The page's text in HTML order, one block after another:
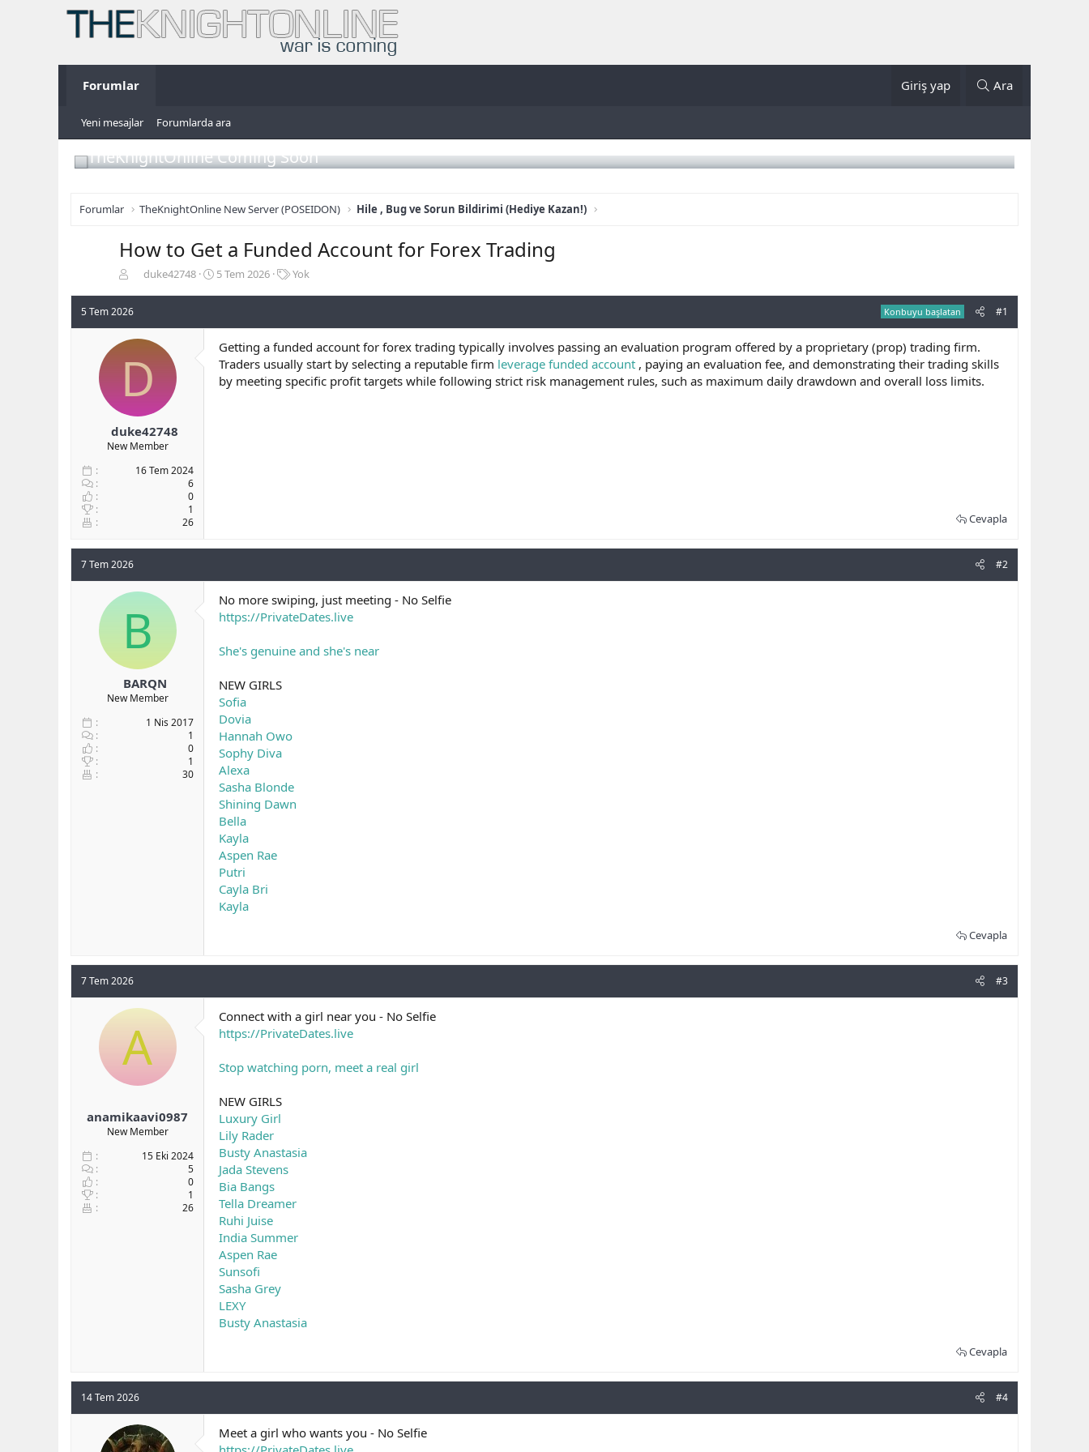
Forumlar Giriş yap Ara
Yeni mesajlar Forumlarda ara
TheKnightOnline Coming Soon
Forumlar TheKnightOnline New Server (POSEIDON) Hile , Bug ve Sorun Bildirimi (Hediye Kazan!)
How to Get a Funded Account for Forex Trading
b
u
u
a
l
a
t
duke42748
B
a
n
g
ç
5 Tem 2026
E
e
t
l
e
r
Yok
5 Tem 2026 Konbuyu başlatan #1
D
duke42748
New Member
16 Tem 2024
6
0
1
26
Getting a funded account for forex trading typically involves passing an evaluation program offered by a proprietary (prop) trading firm.
Traders usually start by selecting a reputable firm leverage funded account , paying an evaluation fee, and demonstrating their trading skills
by meeting specific profit targets while following strict risk management rules, such as maximum daily drawdown and overall loss limits.
Cevapla
7 Tem 2026 #2
B
BARQN
New Member
1 Nis 2017
1
0
1
30
No more swiping, just meeting - No Selfie
https://PrivateDates.live
She's genuine and she's near
NEW GIRLS
Sofia
Dovia
Hannah Owo
Sophy Diva
Alexa
Sasha Blonde
Shining Dawn
Bella
Kayla
Aspen Rae
Putri
Cayla Bri
Kayla
Cevapla
7 Tem 2026 #3
A
anamikaavi0987
New Member
15 Eki 2024
5
0
1
26
Connect with a girl near you - No Selfie
https://PrivateDates.live
Stop watching porn, meet a real girl
NEW GIRLS
Luxury Girl
Lily Rader
Busty Anastasia
Jada Stevens
Bia Bangs
Tella Dreamer
Ruhi Juise
India Summer
Aspen Rae
Sunsofi
Sasha Grey
LEXY
Busty Anastasia
Cevapla
14 Tem 2026 #4
Meet a girl who wants you - No Selfie